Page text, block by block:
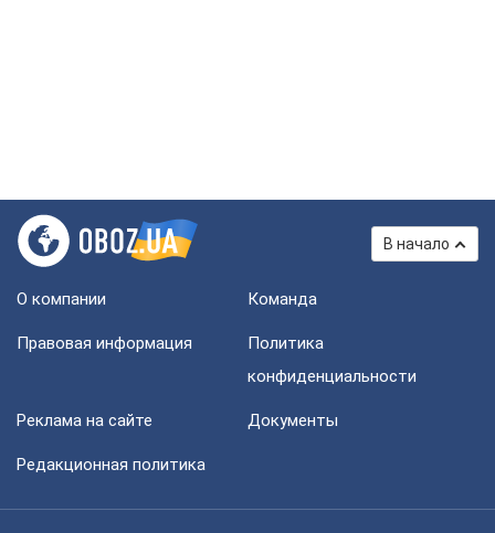
В начало
О компании Команда
Правовая информация
Политика
конфиденциальности
Реклама на сайте Документы
Редакционная политика